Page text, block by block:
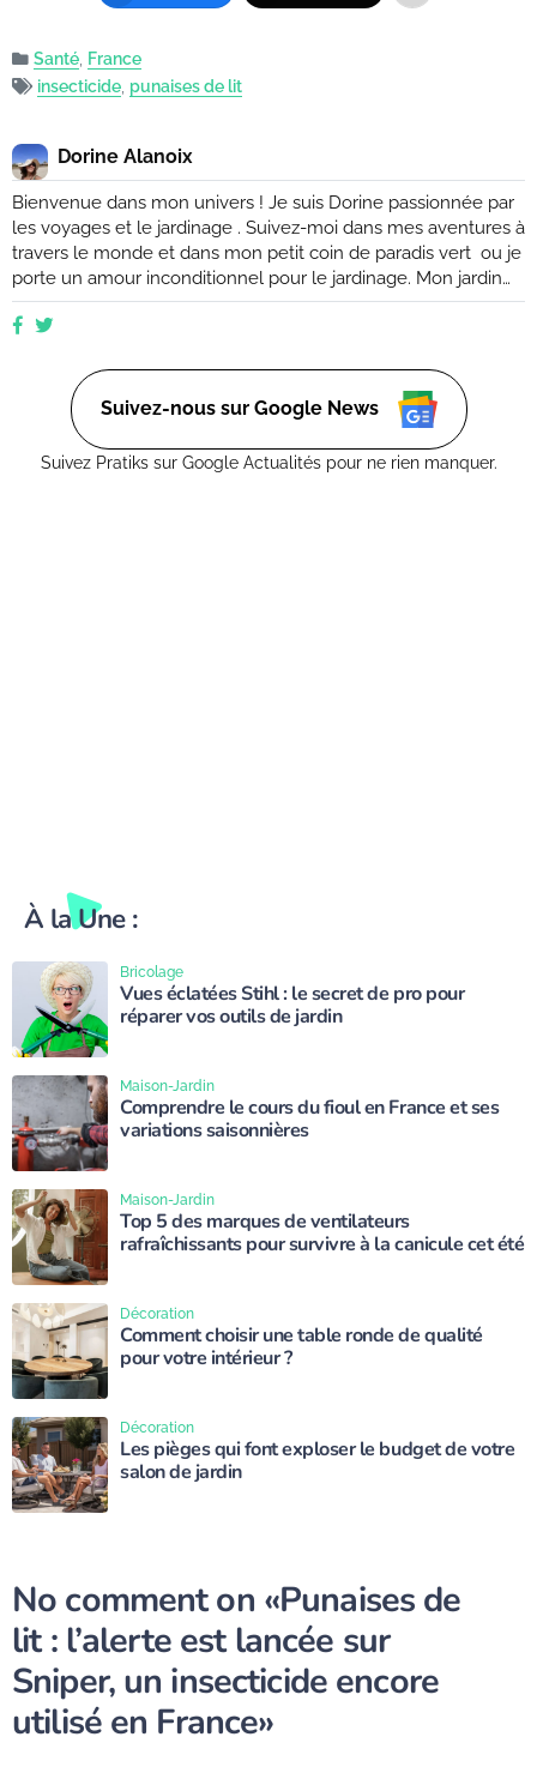
Santé France
insecticide punaises de lit
Dorine Alanoix
Bienvenue dans mon univers ! Je suis Dorine passionnée par
les voyages et le jardinage . Suivez-moi dans mes aventures à
travers le monde et dans mon petit coin de paradis vert ou je
porte un amour inconditionnel pour le jardinage. Mon jardin
est mon havre de paix, un endroit où je peux me ressourcer
et m'émerveiller devant la beauté de la nature. Suivez mes
ce soit dans un petit coin de balcon ou dans un vaste espace
verdoyant. Suivez-nous sur Google News
Suivez Pratiks sur Google Actualités pour ne rien manquer.
À la Une :
Vues éclatées Stihl : le secret de pro pour
réparer vos outils de jardin
Bricolage
Comprendre le cours du fioul en France et ses
variations saisonnières
Maison-Jardin
Top 5 des marques de ventilateurs
rafraîchissants pour survivre à la canicule cet été
Maison-Jardin
Comment choisir une table ronde de qualité
pour votre intérieur ?
Décoration
Les pièges qui font exploser le budget de votre
salon de jardin
Décoration
No comment on «Punaises de
lit : l’alerte est lancée sur
Sniper, un insecticide encore
utilisé en France»